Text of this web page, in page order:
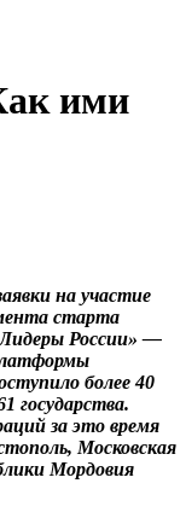
ими
на участие
старта
России» —
более 40
государства.
за это время
Московская
Мордовия